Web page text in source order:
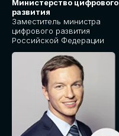
Министерство цифрового
развития
Заместитель министра
цифрового развития
Российской Федерации